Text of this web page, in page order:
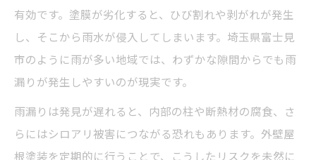
有効です。塗膜が劣化すると、ひび割れや剥がれが発生
し、そこから雨水が侵入してしまいます。埼玉県富士見
市のように雨が多い地域では、わずかな隙間からでも雨
漏りが発生しやすいのが現実です。
雨漏りは発見が遅れると、内部の柱や断熱材の腐食、さ
らにはシロアリ被害につながる恐れもあります。外壁屋
根塗装を定期的に行うことで、こうしたリスクを未然に